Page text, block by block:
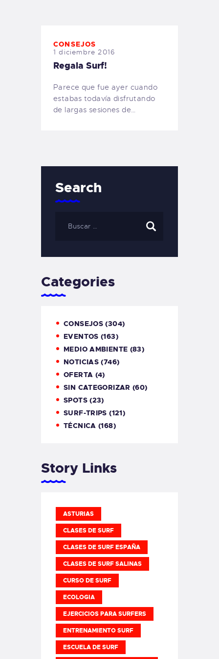
CONSEJOS
1 diciembre 2016
Regala Surf!
Parece que fue ayer cuando
estabas todavía disfrutando
de largas sesiones de…
Search
Categories
CONSEJOS (304)
EVENTOS (163)
MEDIO AMBIENTE (83)
NOTICIAS (746)
OFERTA (4)
SIN CATEGORIZAR (60)
SPOTS(23)
SURF-TRIPS (121)
TÉCNICA (168)
Story Links
ASTURIAS
CLASES DE SURF
CLASES DE SURF ESPAÑA
CLASES DE SURF SALINAS
CURSO DE SURF
ECOLOGIA
EJERCICIOS PARA SURFERS
ENTRENAMIENTO SURF
ESCUELA DE SURF